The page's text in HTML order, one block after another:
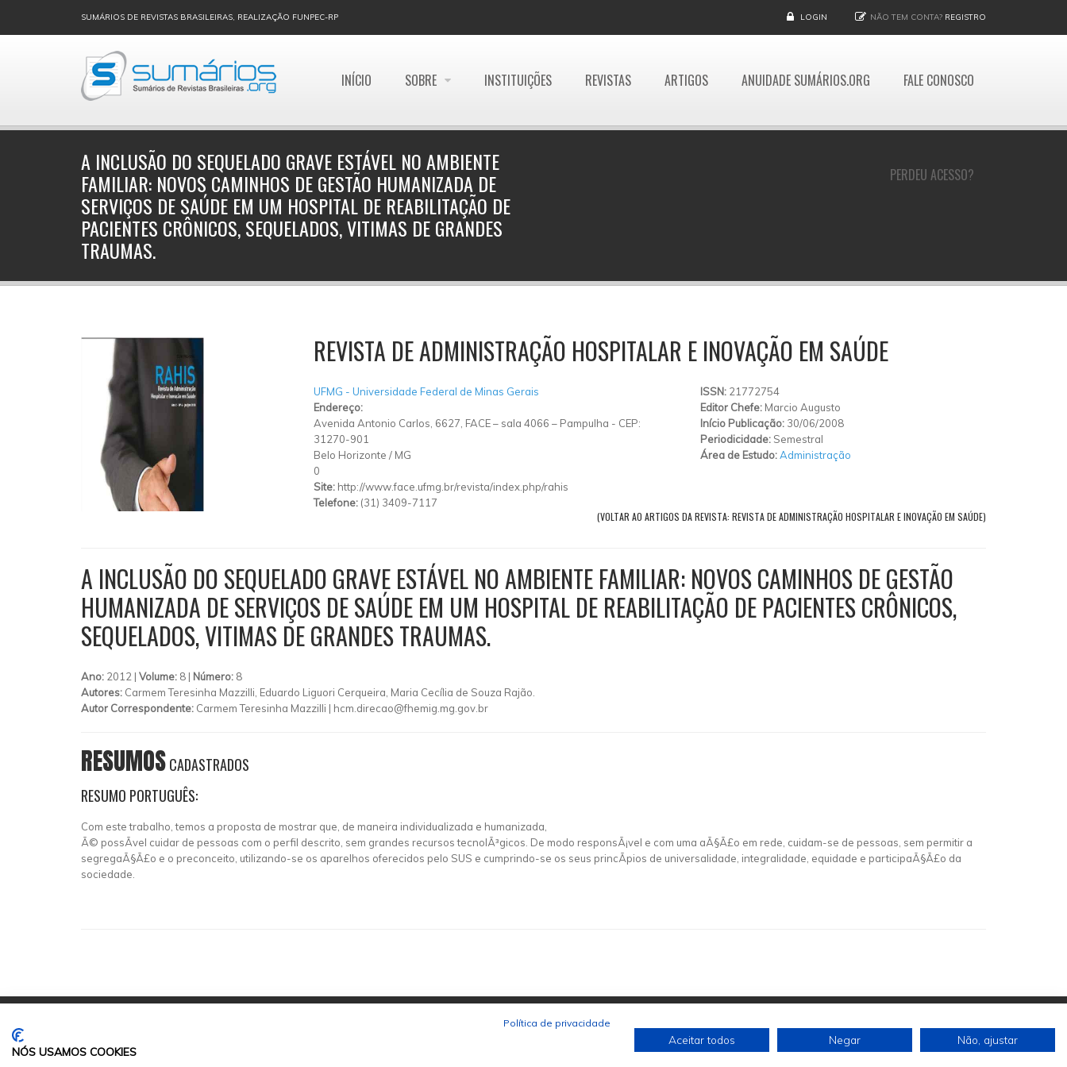
SUMÁRIOS DE REVISTAS BRASILEIRAS, REALIZAÇÃO FUNPEC-RP LOGIN NÃO TEM CONTA? REGISTRO
INÍCIO SOBRE INSTITUIÇÕES REVISTAS ARTIGOS ANUIDADE SUMÁRIOS.ORG FALE CONOSCO
PERDEU ACESSO?
A INCLUSÃO DO SEQUELADO GRAVE ESTÁVEL NO AMBIENTE
FAMILIAR: NOVOS CAMINHOS DE GESTÃO HUMANIZADA DE
SERVIÇOS DE SAÚDE EM UM HOSPITAL DE REABILITAÇÃO DE
PACIENTES CRÔNICOS, SEQUELADOS, VITIMAS DE GRANDES
TRAUMAS.
REVISTA DE ADMINISTRAÇÃO HOSPITALAR E INOVAÇÃO EM SAÚDE
UFMG - Universidade Federal de Minas Gerais
Endereço:
Avenida Antonio Carlos, 6627, FACE – sala 4066 – Pampulha - CEP:
31270-901
Belo Horizonte / MG
0
Site: http://www.face.ufmg.br/revista/index.php/rahis
Telefone: (31) 3409-7117
ISSN: 21772754
Editor Chefe: Marcio Augusto
Início Publicação: 30/06/2008
Periodicidade: Semestral
Área de Estudo:Administração
(VOLTAR AO ARTIGOS DA REVISTA: REVISTA DE ADMINISTRAÇÃO HOSPITALAR E INOVAÇÃO EM SAÚDE)
A INCLUSÃO DO SEQUELADO GRAVE ESTÁVEL NO AMBIENTE FAMILIAR: NOVOS CAMINHOS DE GESTÃO
HUMANIZADA DE SERVIÇOS DE SAÚDE EM UM HOSPITAL DE REABILITAÇÃO DE PACIENTES CRÔNICOS,
SEQUELADOS, VITIMAS DE GRANDES TRAUMAS.
Ano: 2012 | Volume: 8 | Número: 8
Autores: Carmem Teresinha Mazzilli, Eduardo Liguori Cerqueira, Maria Cecília de Souza Rajão.
Autor Correspondente: Carmem Teresinha Mazzilli | hcm.direcao@fhemig.mg.gov.br
RESUMOSCADASTRADOS
RESUMO PORTUGUÊS:
Com este trabalho, temos a proposta de mostrar que, de maneira individualizada e humanizada,
Ã© possÃ­vel cuidar de pessoas com o perfil descrito, sem grandes recursos tecnolÃ³gicos. De modo responsÃ¡vel e com uma aÃ§Ã£o em rede, cuidam-se de pessoas, sem permitir a
segregaÃ§Ã£o e o preconceito, utilizando-se os aparelhos oferecidos pelo SUS e cumprindo-se os seus princÃ­pios de universalidade, integralidade, equidade e participaÃ§Ã£o da
sociedade.
Política de privacidade
NÓS USAMOS COOKIES
Aceitar todos Negar Não, ajustar